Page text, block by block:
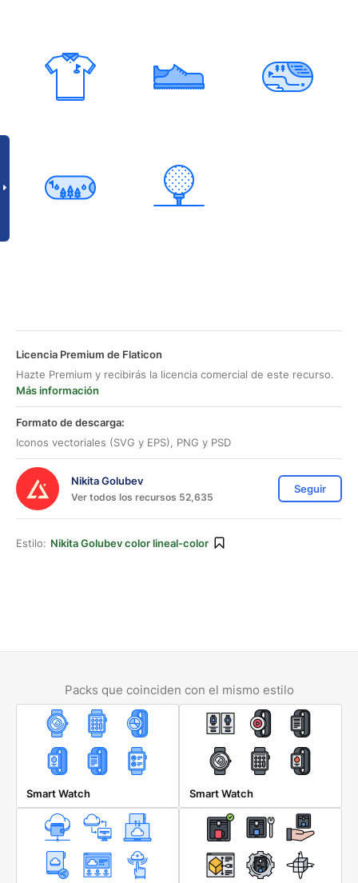
Licencia Premium de Flaticon
Hazte Premium y recibirás la licencia comercial de este recurso.
Más información
Formato de descarga:
Iconos vectoriales (SVG y EPS), PNG y PSD
Nikita Golubev
Ver todos los recursos 52,635
Seguir
Estilo: Nikita Golubev color lineal-color
Packs que coinciden con el mismo estilo
Smart Watch Smart Watch